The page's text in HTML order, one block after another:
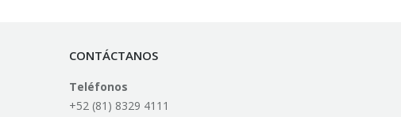
CONTÁCTANOS
Teléfonos
+52 (81) 8329 4111